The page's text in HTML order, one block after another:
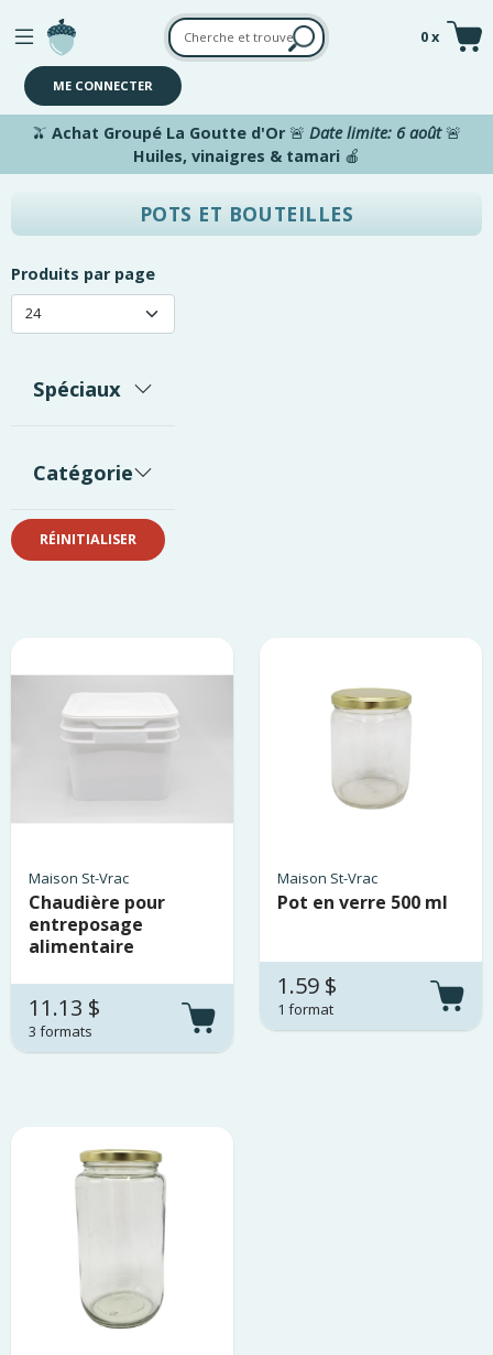
Aller au contenu principal
0 x
ME CONNECTER
🫒 Achat Groupé La Goutte d'Or 🚨 Date limite: 6 août🚨
Huiles, vinaigres & tamari 🍎
POTS ET BOUTEILLES
Maison St-Vrac
Chaudière pour
entreposage
alimentaire
11.13 $
3 formats
Maison St-Vrac
Pot en verre 500 ml
1.59 $
1 format
Produits par page
Spéciaux
Catégorie